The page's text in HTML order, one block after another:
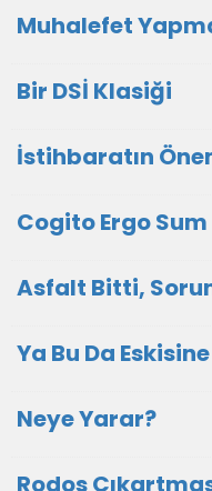
Muhalefet
Bir DSİ Klasiği
İstihbaratın
Cogito Ergo Sum
Asfalt Bitti,
Ya Bu Da
Neye Yarar?
Rodos